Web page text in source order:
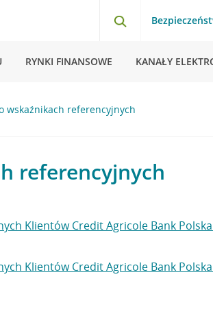
RYNKI FINANSOWE KANAŁY
wskaźnikach referencyjnych
referencyjnych
Klientów Credit Agricole Bank Polska
Klientów Credit Agricole Bank Polska